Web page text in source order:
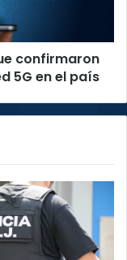
confirmaron
5G en el país